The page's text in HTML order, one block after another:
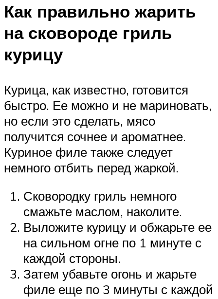
Как правильно жарить
на сковороде гриль
курицу
Курица, как известно, готовится
быстро. Ее можно и не мариновать,
но если это сделать, мясо
получится сочнее и ароматнее.
Куриное филе также следует
немного отбить перед жаркой.
Сковородку гриль немного
смажьте маслом, наколите.
Выложите курицу и обжарьте ее
на сильном огне по 1 минуте с
каждой стороны.
Затем убавьте огонь и жарьте
филе еще по 3 минуты с каждой